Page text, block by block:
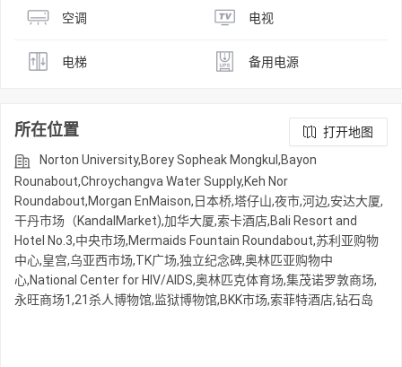
空调 电视
电梯 备用电源
所在位置
打开地图
Norton University,Borey Sopheak Mongkul,Bayon
Rounabout,Chroychangva Water Supply,Keh Nor
Roundabout,Morgan EnMaison,日本桥,塔仔山,夜市,河边,安达大厦,
干丹市场（KandalMarket),加华大厦,索卡酒店,Bali Resort and
Hotel No.3,中央市场,Mermaids Fountain Roundabout,苏利亚购物
中心,皇宫,乌亚西市场,TK广场,独立纪念碑,奥林匹亚购物中
心,National Center for HIV/AIDS,奥林匹克体育场,集茂诺罗敦商场,
永旺商场1,21杀人博物馆,监狱博物馆,BKK市场,索菲特酒店,钻石岛